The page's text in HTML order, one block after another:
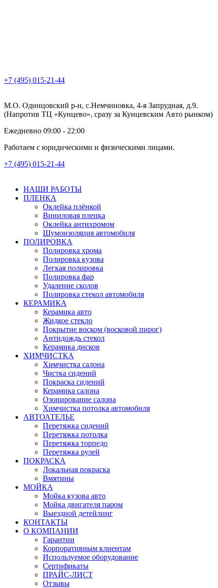
+7 (495) 015-21-44
М.О. Одинцовский р-н, с.Немчиновка, 4-я Запрудная, д.9.
(Напротив ТЦ «Кунцево», сразу за Кунцевским Авто рынком)
Ежедневно 09:00 - 22:00
Работаем с юридическими и физическими лицами.
+7 (495) 015-21-44
НАШИ РАБОТЫ
ПЛЕНКА
Оклейка плёнкой
Виниловая пленка
Оклейка антихромом
Шумоизоляция автомобиля
ПОЛИРОВКА
Полировка хрома
Полировка кузова
Легкая полировка
Полировка фар
Удаление сколов
Полировка стекол автомобиля
КЕРАМИКА
Керамика авто
Жидкое стекло
Покрытие воском (восковой пирог)
Антидождь стекол
Керамика дисков
ХИМЧИСТКА
Химчистка салона
Чистка сидений
Покраска сидений
Керамика салона
Озонирование салона
Химчистка потолка автомобиля
АВТОАТЕЛЬЕ
Перетяжка сидений
Перетяжка потолка
Перетяжка торпедо
Перетяжка рулей
ПОКРАСКА
Локальная покраска
Вмятины
МОЙКА
Мойка кузова авто
Мойка двигателя паром
Выездной детейлинг
КОНТАКТЫ
О КОМПАНИИ
Гарантии
Корпоративным клиентам
Используемое оборудование
Сертификаты
ПРАЙС-ЛИСТ
Отзывы